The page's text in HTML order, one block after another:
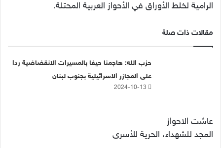
الرامية لخلط الأوراق في الأحواز العربية المحتلة.
مقالات ذات صلة
حزب الله: هاجمنا حيفا بالمسيرات الانقضاضية ردا
على المجازر الاسرائيلية بجنوب لبنان
2024-10-13
عاشت الاحواز
المجد للشهداء، الحرية للأسرى